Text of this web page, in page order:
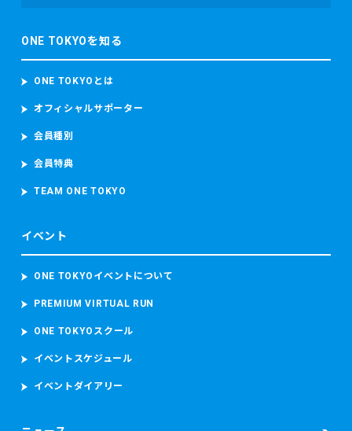
検査の結果を取得することがあります。 東京マラソン等に参
加する場合、上記のデータのほか、顔写真、カメラ映像、本
加者本人であることを確認するため参加者の顔写真を撮影
映像（参加者の容貌が写り込むことがあります。）を撮影
し、これらを取り扱います。
真、カメラ映像、本大会記録並び本大会中の中途記録及び推
参加者の顔写真を撮影し、本大会中におけるコースの安全管
理のために監視カメラ映像（参加者の容貌が写り込むことが
あります。）を撮影し、これらを取り扱います。
・救護又は病院への搬送が必要となった場合
療中の病気、現在服用中の薬、アレルギー、傷病名、症状、
発生場所、処置の内容（もしあれば）等の必要な情報を取得
また、病院へ搬送された場合には、当財団は、補償を含む事
ONE TOKYOを知る
ONE TOKYOとは
オフィシャルサポーター
会員種別
会員特典
TEAM ONE TOKYO
イベント
ONE TOKYOイベントについて
PREMIUM VIRTUAL RUN
ONE TOKYOスクール
イベントスケジュール
イベントダイアリー